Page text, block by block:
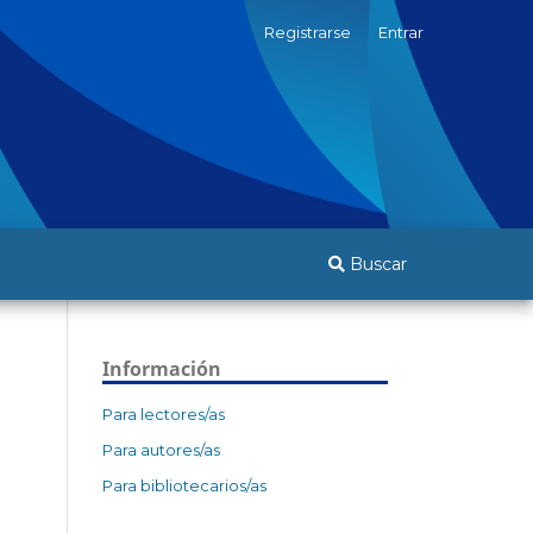
Buscar
Registrarse Entrar
Información
Para lectores/as
Para autores/as
Para bibliotecarios/as